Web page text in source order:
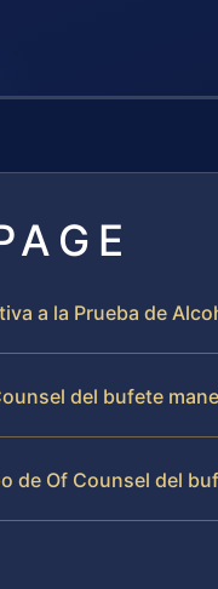
a la Prueba de
del bufete
de Of Counsel del